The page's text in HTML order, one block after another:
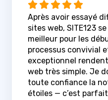
Après avoir essayé
sites web, SITE123
meilleur pour les
processus convivial
exceptionnel
web très simple. Je
toute confiance la
étoiles — c’est